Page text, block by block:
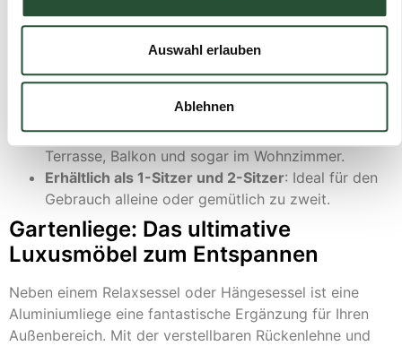
Auswahl erlauben
Ablehnen
Ergonomisches Design: Die eiförmige Struktur
sorgt für eine bequeme und stabile Sitzposition.
Langlebige Materialien: Hergestellt aus robustem
lange Nutzungsdauer.
Vielseitig einsetzbar: Geeignet für Garten,
Terrasse, Balkon und sogar im Wohnzimmer.
Erhältlich als 1-Sitzer und 2-Sitzer: Ideal für den
Gebrauch alleine oder gemütlich zu zweit.
Gartenliege: Das ultimative
Luxusmöbel zum Entspannen
Neben einem Relaxsessel oder Hängesessel ist eine
Aluminiumliege eine fantastische Ergänzung für Ihren
Außenbereich. Mit der verstellbaren Rückenlehne und